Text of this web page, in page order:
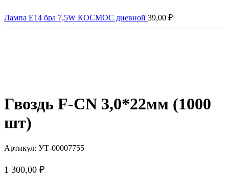
Лампа Е14 бра 7,5W КОСМОС дневной 39,00 ₽
Гвоздь F-CN 3,0*22мм (1000
шт)
Артикул: УТ-00007755
1 300,00 ₽